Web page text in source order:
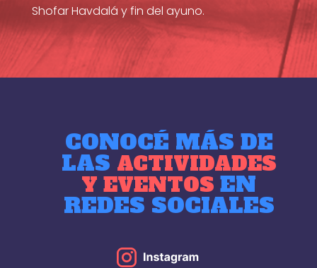
Shofar Havdalá y fin del ayuno.
CONOCÉ MÁS DE
LAS ACTIVIDADES
Y EVENTOSEN
REDES SOCIALES